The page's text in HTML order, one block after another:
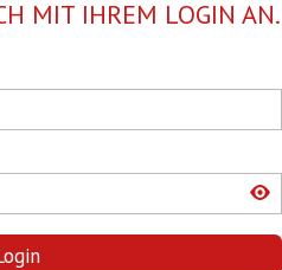
MIT IHREM LOGIN AN.